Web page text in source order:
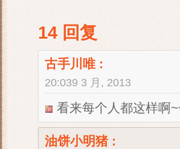
14 回复
古手川唯:
20:039 3 月, 2013
看来每个人都这样啊
油饼小明猪: